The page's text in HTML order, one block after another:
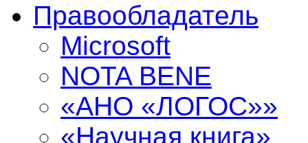
Правообладатель
Microsoft
NOTA BENE
«АНО «ЛОГОС»»
«Научная книга»